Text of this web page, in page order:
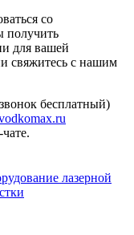
со
получить
для вашей
свяжитесь с нашим
бесплатный)
лазерной